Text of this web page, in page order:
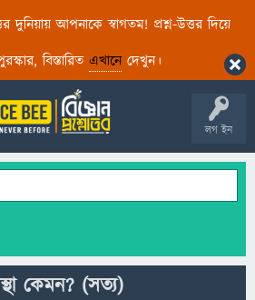
দুনিয়ায় আপনাকে স্বাগতম! প্রশ্ন-উত্তর দিয়ে
বিস্তারিত এখানেদেখুন।
লগ ইন
কেমন? (সত্য)